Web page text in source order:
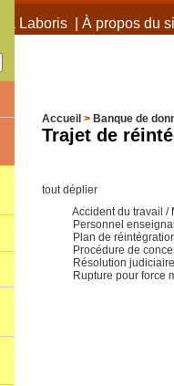
Laboris| À propos du
Accueil > Banque de
Trajet de
tout déplier
Accident du travail
Personnel
Plan de
Procédure de
Résolution
Rupture pour force